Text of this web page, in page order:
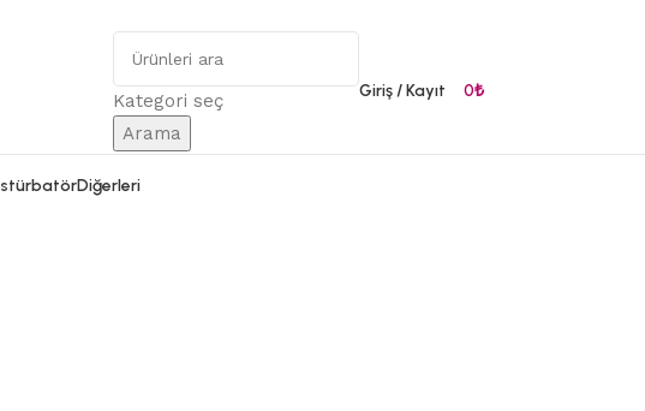
Kategori seç
Arama
Giriş / Kayıt 0₺
Diğerleri